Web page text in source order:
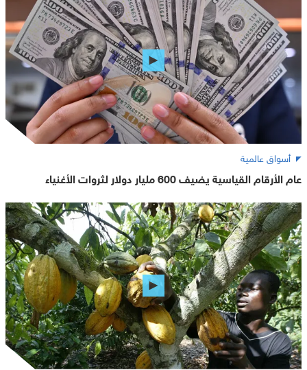
أسواق عالمية
عام الأرقام القياسية يضيف 600 مليار دولار لثروات الأغنياء